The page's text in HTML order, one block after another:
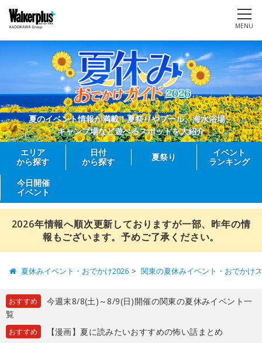
MENU
夏のイベント情報が満載！夏祭りやプール、海水浴場、
キャンプ場など遊べるスポットを大紹介
エリア
から探す
日付
から探す
夏祭り
イベント
ランキング
今日開催
イベント
2026年情報へ順次更新しておりますが一部、昨年の情
報もございます。予めご了承ください。
夏休みイベント・おでかけ2026 関東の夏休みイベント・おでかけ
おすすめ
今週末8/8(土)～8/9(日)開催の関東の夏休みイベント一
覧
おすすめ 【漫画】夏に読みたいおすすめの怖い話まとめ